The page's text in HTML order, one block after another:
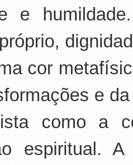
e
cor
e
como a
espiritual.